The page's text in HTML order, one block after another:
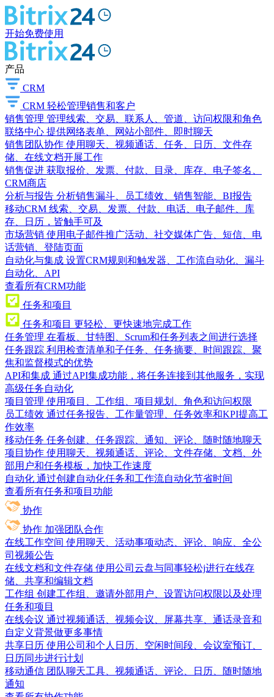
开始免费使用
产品
CRM
CRM 轻松管理销售和客户
销售管理 管理线索、交易、联系人、管道、访问权限和角色
联络中心 提供网络表单、网站小部件、即时聊天
销售团队协作 使用聊天、视频通话、任务、日历、文件存
储、在线文档开展工作
销售促进 获取报价、发票、付款、目录、库存、电子签名、
CRM商店
分析与报告 分析销售漏斗、员工绩效、销售智能、BI报告
移动CRM 线索、交易、发票、付款、电话、电子邮件、库
存、日历，皆触手可及
市场营销 使用电子邮件推广活动、社交媒体广告、短信、电
话营销、登陆页面
自动化与集成 设置CRM规则和触发器、工作流自动化、漏斗
自动化、API
查看所有CRM功能
任务和项目
任务和项目 更轻松、更快速地完成工作
任务管理 在看板、甘特图、Scrum和任务列表之间进行选择
任务跟踪 利用检查清单和子任务、任务摘要、时间跟踪、聚
焦和监督模式的优势
API和集成 通过API集成功能，将任务连接到其他服务，实现
高级任务自动化
项目管理 使用项目、工作组、项目规划、角色和访问权限
员工绩效 通过任务报告、工作量管理、任务效率和KPI提高工
作效率
移动任务 任务创建、任务跟踪、通知、评论、随时随地聊天
项目协作 使用聊天、视频通话、评论、文件存储、文档、外
部用户和任务模板，加快工作速度
自动化 通过创建自动化任务和工作流自动化节省时间
查看所有任务和项目功能
协作
协作 加强团队合作
在线工作空间 使用聊天、活动事项动态、评论、响应、全公
司视频公告
在线文档和文件存储 使用公司云盘与同事轻松j进行在线存
储、共享和编辑文档
工作组 创建工作组、邀请外部用户、设置访问权限以及处理
任务和项目
在线会议 通过视频通话、视频会议、屏幕共享、通话录音和
自定义背景做更多事情
共享日历 使用公司和个人日历、空闲时间段、会议室预订、
日历同步进行计划
移动通信 团队聊天工具、视频通话、评论、日历、随时随地
通知